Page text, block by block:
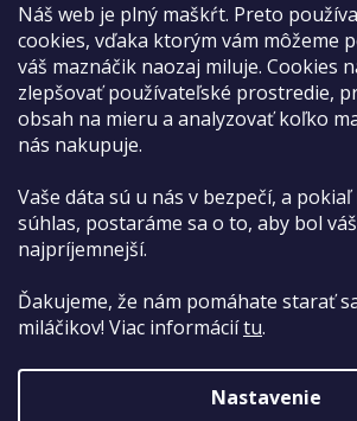
Náš web je plný maškŕt. Preto
cookies, vďaka ktorým vám môžeme
váš maznáčik naozaj miluje. Cookies
zlepšovať používateľské prostredie,
obsah na mieru a analyzovať koľko
nás nakupuje.
Vaše dáta sú u nás v bezpečí, a
súhlas, postaráme sa o to, aby bol
najpríjemnejší.
Ďakujeme, že nám pomáhate starať
miláčikov! Viac informáciítu.
Nastavenie
Možnosti platby:
Hotovo aj kartou na pobočke